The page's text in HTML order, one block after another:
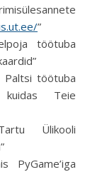
”
töötuba
Paltsi töötuba
Teie
Ülikooli
PyGame’iga